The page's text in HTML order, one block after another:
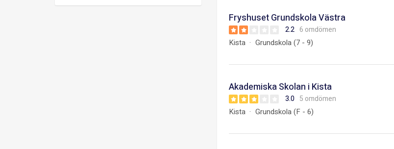
Fryshuset Grundskola Västra
2.2 6 omdömen
Kista Grundskola (7 - 9)
Akademiska Skolan i Kista
3.0 5 omdömen
Kista Grundskola (F - 6)